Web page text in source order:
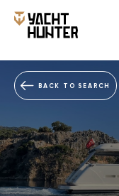
BACK TO SEARCH